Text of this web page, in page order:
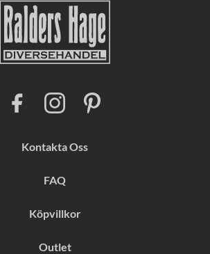
Kontakta Oss
FAQ
Köpvillkor
Outlet
b
o
I
n
g
a
m